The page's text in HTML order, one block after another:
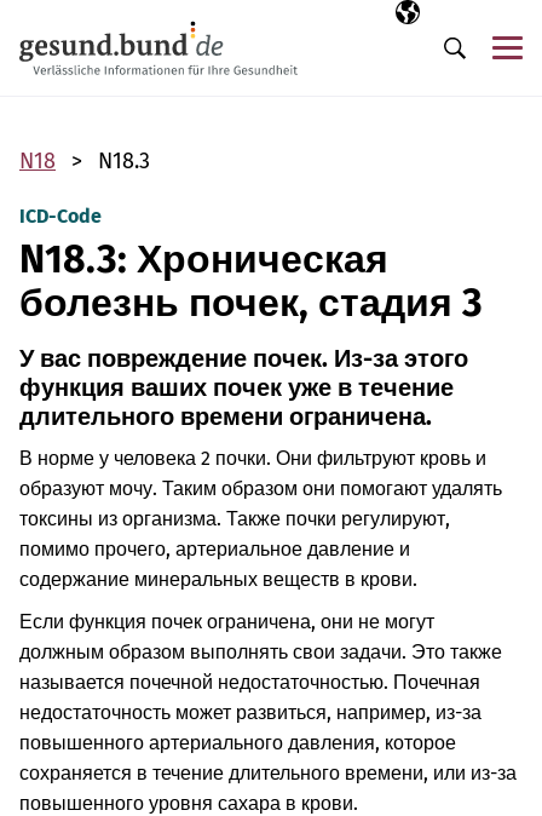
Выбранный
RU
Поиск
N18 N18.3
ICD-Code
N18.3: Хроническая
болезнь почек, стадия 3
У вас повреждение почек. Из-за этого
функция ваших почек уже в течение
длительного времени ограничена.
В норме у человека 2 почки. Они фильтруют кровь и
образуют мочу. Таким образом они помогают удалять
токсины из организма. Также почки регулируют,
помимо прочего, артериальное давление и
содержание минеральных веществ в крови.
Если функция почек ограничена, они не могут
должным образом выполнять свои задачи. Это также
называется почечной недостаточностью. Почечная
недостаточность может развиться, например, из-за
повышенного артериального давления, которое
сохраняется в течение длительного времени, или из-за
повышенного уровня сахара в крови.